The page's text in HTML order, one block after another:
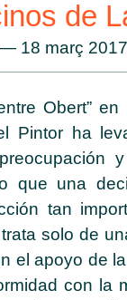
de
— 18 març
Obert”
Pintor ha
que una
tan
solo de
el apoyo de
con la